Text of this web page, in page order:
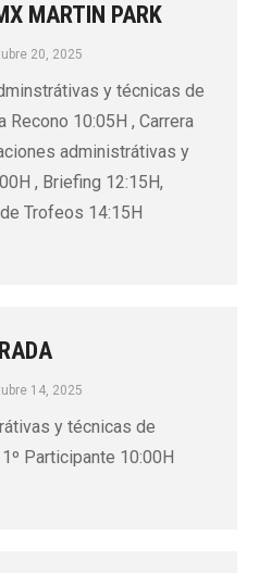
MARTIN PARK
20, 2025
y técnicas de
Recono 10:05H , Carrera
administrátivas y
, Briefing 12:15H,
Trofeos 14:15H
14, 2025
y técnicas de
Participante 10:00H